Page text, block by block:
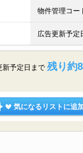
物件管理コー
広告更新予定
新予定日まで 残り約
気になるリストに追